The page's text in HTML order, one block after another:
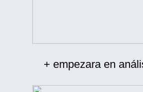
+ empezara en